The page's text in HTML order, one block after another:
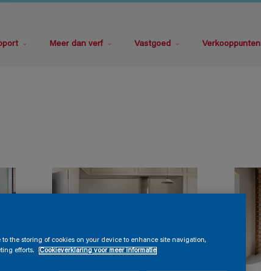
Meer dan verf Vastgoed Verkooppunten
to the storing of cookies on your device to enhance site navigation,
efforts.
Cookieverklaring voor meer informatie